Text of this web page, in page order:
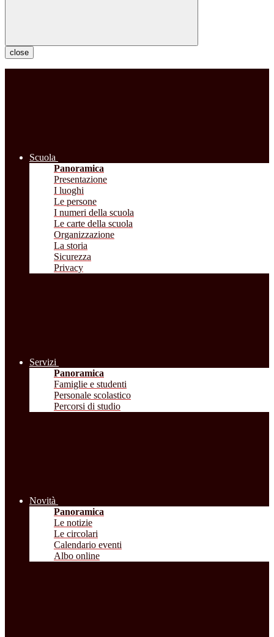
close
Scuola
Panoramica
Presentazione
I luoghi
Le persone
I numeri della scuola
Le carte della scuola
Organizzazione
La storia
Sicurezza
Privacy
Servizi
Panoramica
Famiglie e studenti
Personale scolastico
Percorsi di studio
Novità
Panoramica
Le notizie
Le circolari
Calendario eventi
Albo online